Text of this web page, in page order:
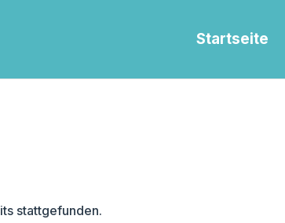
Startseite
stattgefunden.